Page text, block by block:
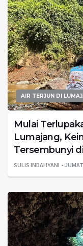
AIR TERJUN DI
Mulai
Lumajang,
Tersembunyi
SULIS INDAHYANI